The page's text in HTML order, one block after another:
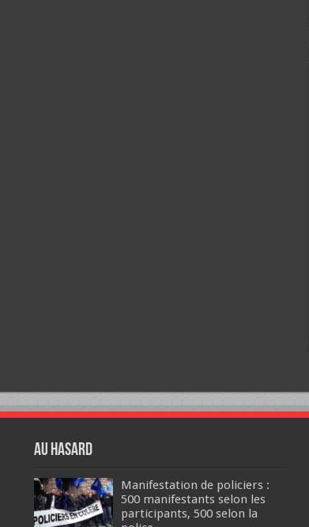
Au hasard
Manifestation de policiers :
500 manifestants selon les
participants, 500 selon la